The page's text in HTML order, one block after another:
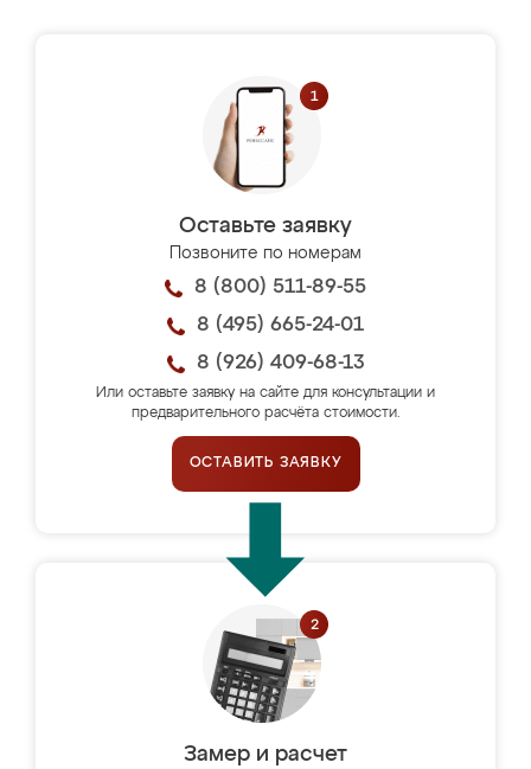
Оставьте заявку
Позвоните по номерам
8 (800) 511-89-55
8 (495) 665-24-01
8 (926) 409-68-13
Или оставьте заявку на сайте для консультации и
предварительного расчёта стоимости.
ОСТАВИТЬ ЗАЯВКУ
Замер и расчет